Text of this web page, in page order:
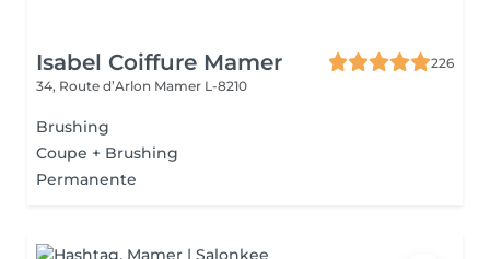
Isabel Coiffure Mamer
226
34, Route d’Arlon Mamer L-8210
Brushing
Coupe + Brushing
Permanente